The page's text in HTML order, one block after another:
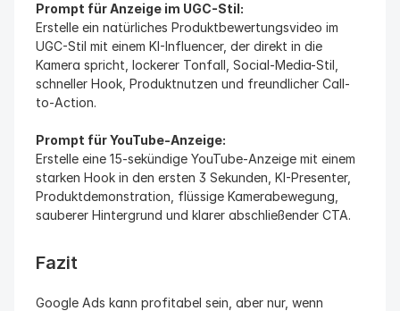
Prompt für Anzeige im UGC-Stil:
Erstelle ein natürliches Produktbewertungsvideo im
UGC-Stil mit einem KI-Influencer, der direkt in die
Kamera spricht, lockerer Tonfall, Social-Media-Stil,
schneller Hook, Produktnutzen und freundlicher Call-
to-Action.
Prompt für YouTube-Anzeige:
Erstelle eine 15-sekündige YouTube-Anzeige mit einem
starken Hook in den ersten 3 Sekunden, KI-Presenter,
Produktdemonstration, flüssige Kamerabewegung,
sauberer Hintergrund und klarer abschließender CTA.
Fazit
Google Ads kann profitabel sein, aber nur, wenn